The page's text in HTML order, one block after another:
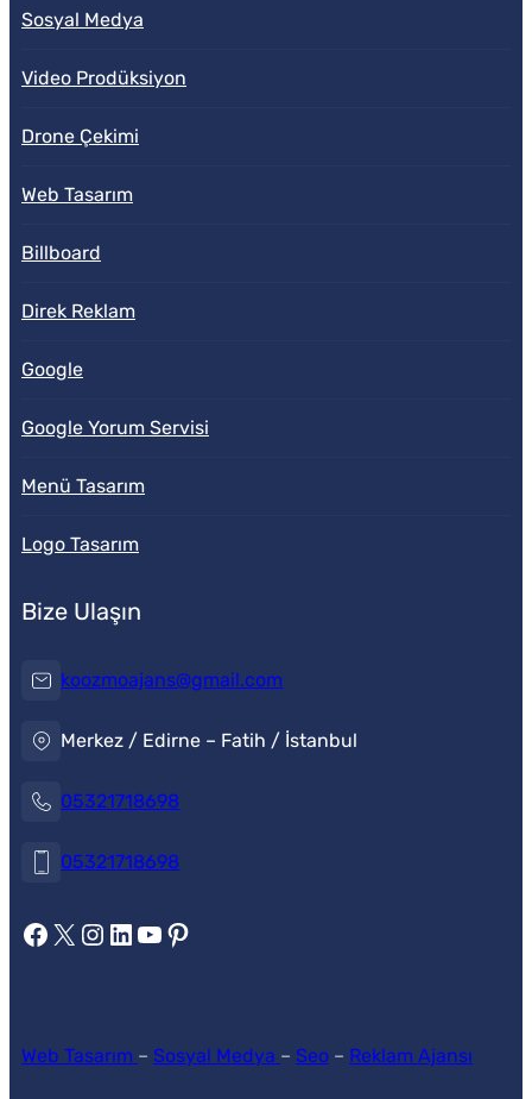
Sosyal Medya
Video Prodüksiyon
Drone Çekimi
Web Tasarım
Billboard
Direk Reklam
Google
Google Yorum Servisi
Menü Tasarım
Logo Tasarım
Bize Ulaşın
koozmoajans@gmail.com
Merkez / Edirne – Fatih / İstanbul
05321718698
05321718698
https://www.facebook.com/koozmoajans https://x.com/koozmoajans https://www.instagram.com/koozmoajans/ https://www.linkedin.com/in/koozmo-ajans/ https://www.youtube.com/@videotanitim Pinterest
Web Tasarım – Sosyal Medya – Seo – Reklam Ajansı